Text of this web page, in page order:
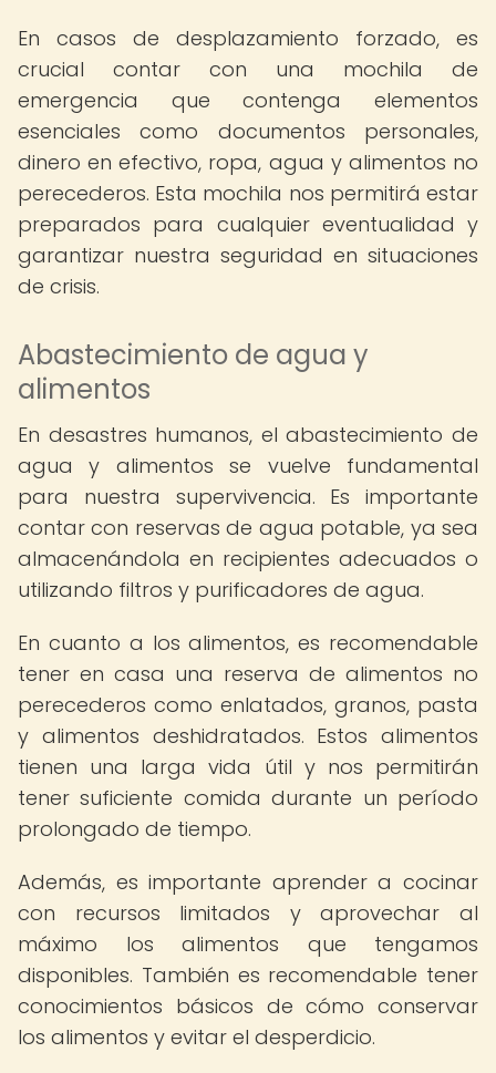
En casos de desplazamiento forzado, es
crucial contar con una mochila de
emergencia que contenga elementos
esenciales como documentos personales,
dinero en efectivo, ropa, agua y alimentos no
perecederos. Esta mochila nos permitirá estar
preparados para cualquier eventualidad y
garantizar nuestra seguridad en situaciones
de crisis.
Abastecimiento de agua y
alimentos
En desastres humanos, el abastecimiento de
agua y alimentos se vuelve fundamental
para nuestra supervivencia. Es importante
contar con reservas de agua potable, ya sea
almacenándola en recipientes adecuados o
utilizando filtros y purificadores de agua.
En cuanto a los alimentos, es recomendable
tener en casa una reserva de alimentos no
perecederos como enlatados, granos, pasta
y alimentos deshidratados. Estos alimentos
tienen una larga vida útil y nos permitirán
tener suficiente comida durante un período
prolongado de tiempo.
Además, es importante aprender a cocinar
con recursos limitados y aprovechar al
máximo los alimentos que tengamos
disponibles. También es recomendable tener
conocimientos básicos de cómo conservar
los alimentos y evitar el desperdicio.